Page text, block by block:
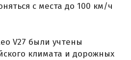
с места до 100 км/ч
V27 были учтены
климата и дорожных